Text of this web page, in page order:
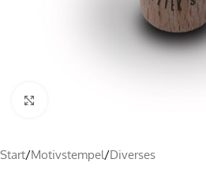
Start/Motivstempel/Diverses